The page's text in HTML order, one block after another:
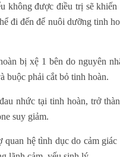
không được điều trị sẽ
đi đến để nuôi dưỡng tinh
bị xệ 1 bên do nguyên
buộc phải cắt bỏ tinh hoàn.
nhức tại tinh hoàn, trở
suy giảm.
hệ tình dục do cảm